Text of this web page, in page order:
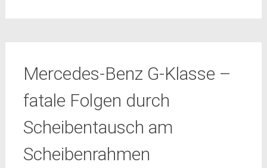
Mercedes-Benz G-Klasse –
fatale Folgen durch
Scheibentausch am
Scheibenrahmen